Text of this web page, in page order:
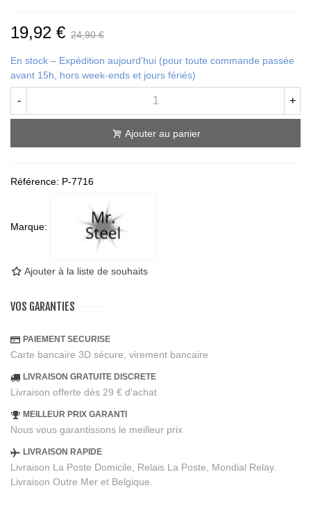
19,92 € 24,90 €
En stock – Expédition aujourd'hui (pour toute commande passée
avant 15h, hors week-ends et jours fériés)
- +
Ajouter au panier
Référence: P-7716
Marque:
Ajouter à la liste de souhaits
VOS GARANTIES
PAIEMENT SECURISE
Carte bancaire 3D sécure, virement bancaire
LIVRAISON GRATUITE DISCRETE
Livraison offerte dès 29 € d'achat
MEILLEUR PRIX GARANTI
Nous vous garantissons le meilleur prix
LIVRAISON RAPIDE
Livraison La Poste Domicile, Relais La Poste, Mondial Relay.
Livraison Outre Mer et Belgique.